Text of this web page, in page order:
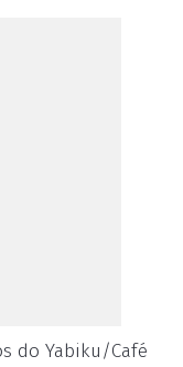
do Yabiku/Café